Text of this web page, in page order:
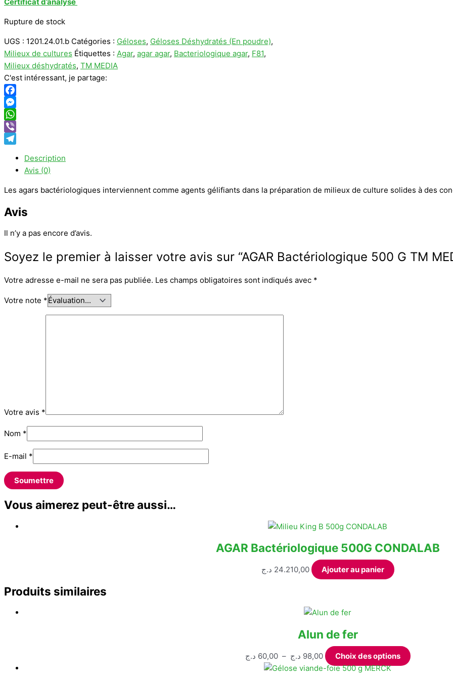
Rupture de stock
UGS : 1201.24.01.b Catégories : Géloses, Géloses Déshydratés (En poudre),
Milieux de cultures Étiquettes : Agar, agar agar, Bacteriologique agar, F81,
Milieux déshydratés, TM MEDIA
C'est intéressant, je partage:
Facebook
Messenger
WhatsApp
Viber
Description
Avis (0)
Les agars bactériologiques interviennent comme agents gélifiants dans la préparation de milieux de culture solides à des
Avis
Il n’y a pas encore d’avis.
Soyez le premier à laisser votre avis sur “AGAR Bactériologique 500 G TM
Votre adresse e-mail ne sera pas publiée. Les champs obligatoires sont indiqués avec *
Votre note *
Votre avis *
Nom *
E-mail *
Vous aimerez peut-être aussi…
AGAR Bactériologique 500G CONDALAB
24.210,00 د.ج Ajouter au panier
Produits similaires
Alun de fer
60,00 د.ج – 98,00 د.ج
Plage
de
Choix des options
Ce